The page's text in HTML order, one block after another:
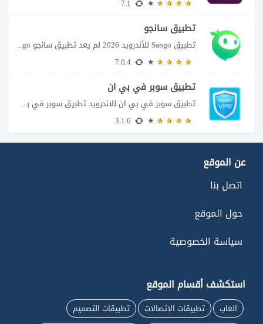
تطبيق سانجو
تطبيق Sango للأندرويد 2026 لم يعد تطبيق سانجو Sango مجرد مساحة لإرسال الرسائل أو...
تطبيق سوبر في بي ان
تطبيق سوبر في بي ان للاندرويد تطبيق سوبر في بي ان من تطبيقات الشبكات...
عن الموقع
اتصل بنا
حول الموقع
سياسة الخصوصية
استكشف أقسام الموقع
العاب تطبيقات الاتصالات تطبيقات التصميم